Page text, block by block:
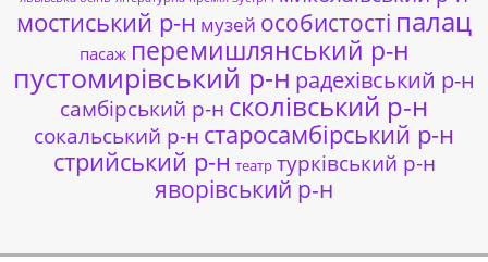
мостиський р-н музей особистості палац
пасаж перемишлянський р-н
пустомирівський р-н радехівський р-н
самбірський р-н сколівський р-н
сокальський р-н старосамбірський р-н
стрийський р-н театр турківський р-н
яворівський р-н